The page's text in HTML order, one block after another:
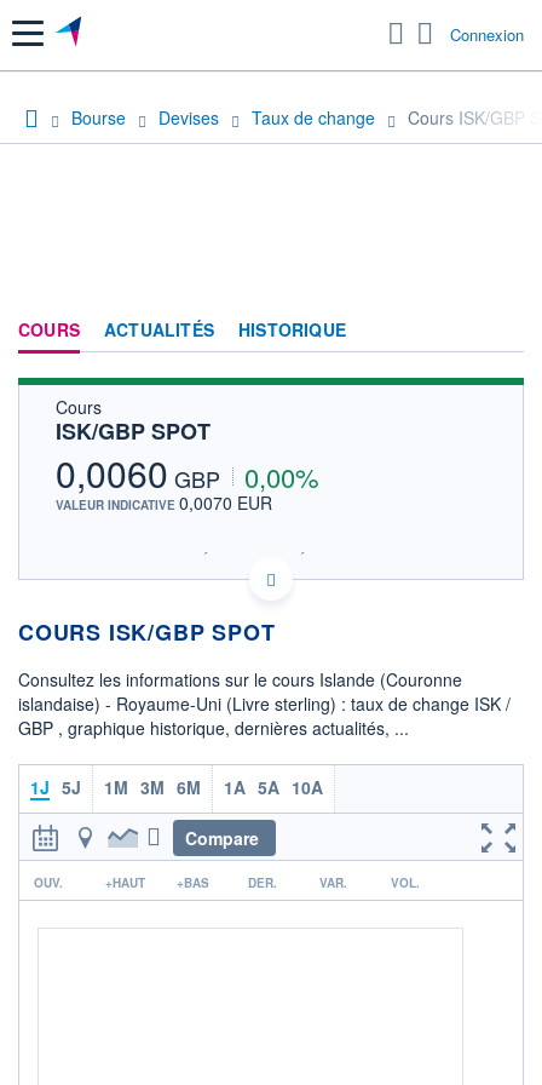
Menu Connexion
Bourse Devises Taux de change Cours ISK/GBP
COURS ACTUALITÉS HISTORIQUE
Cours
ISK/GBP SPOT
0,0060 GBP 0,00%
VALEUR INDICATIVE 0,0070 EUR
SIX - FOREX 2 DONNÉES TEMPS RÉEL
Politique d'exécution
0,00600
0,00602
OUVERTURE
0,0060
CLÔTURE VEILLE
0,0060 0,0060
COTATION SPÉCIFIQUE
COURS ISK/GBP SPOT
Consultez les informations sur le cours Islande (Couronne
islandaise) - Royaume-Uni (Livre sterling) : taux de change ISK /
GBP , graphique historique, dernières actualités, ...
1J 5J 1M 3M 6M 1A 5A 10A
Compare
r
OUV. +HAUT +BAS DER. VAR. VOL.